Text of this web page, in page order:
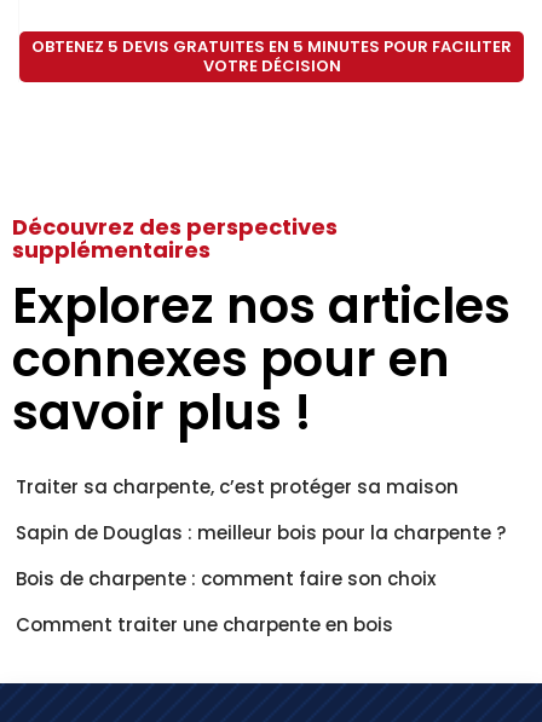
OBTENEZ 5 DEVIS GRATUITES EN 5 MINUTES POUR FACILITER
VOTRE DÉCISION
Découvrez des perspectives
supplémentaires
Explorez nos articles
connexes pour en
savoir plus !
Traiter sa charpente, c’est protéger sa maison
Sapin de Douglas : meilleur bois pour la charpente ?
Bois de charpente : comment faire son choix
Comment traiter une charpente en bois